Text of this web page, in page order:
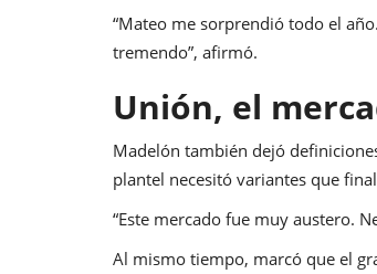
“Mateo me sorprendió todo el
tremendo”, afirmó.
Unión, el
Madelón también dejó
plantel necesitó variantes que
“Este mercado fue muy austero.
Al mismo tiempo, marcó que el